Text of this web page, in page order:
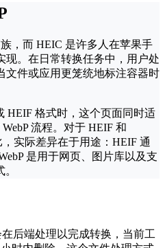
，而 HEIC 是许多人在苹果手
现。在日常转换任务中，用户处
文件或应用更笼统地标注容器时
HEIF 格式时，这个页面同时适
流程。对于 HEIF 和
，实际差异在于用途：HEIF 通
是用于网页、图片库以及支
在后端处理以完成转换，当前工